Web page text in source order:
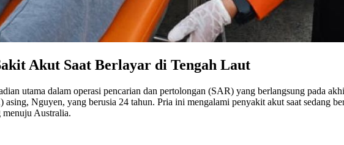
Akut Saat Berlayar di Tengah Laut
utama dalam operasi pencarian dan pertolongan (SAR) yang berlangsung pada
Nguyen, yang berusia 24 tahun. Pria ini mengalami penyakit akut saat sedang
menuju Australia.